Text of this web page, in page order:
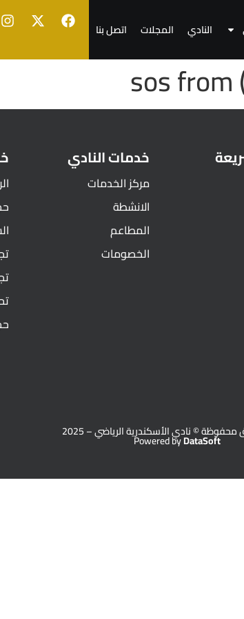
النادي المجلات اتصل بنا
sos
خدمات النادي
مركز الخدمات
الانشطة
المطاعم
الخصومات
© نادي الأسكندرية الرياضي – 2025
Powered byDataSoft